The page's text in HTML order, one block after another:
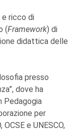
e ricco di
(Framework) di
didattica delle
presso
dove ha
Pedagogia
per
e UNESCO,